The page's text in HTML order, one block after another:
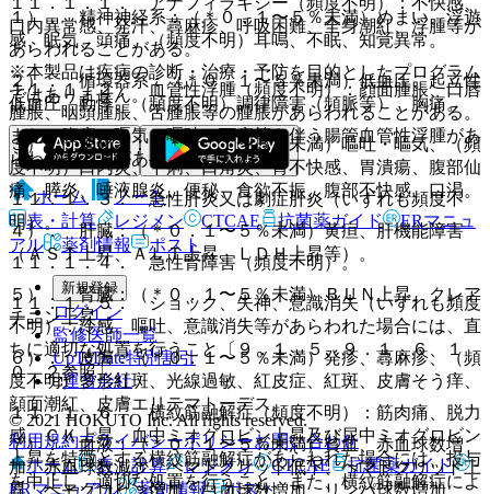
１）． 精神神経系：（＊０．１〜５％未満）めまい、浮遊
感、眠気、頭痛、（頻度不明）耳鳴、不眠、知覚異常。
２）． 循環器系：（＊０．１〜５％未満）低血圧、起立性
低血圧、動悸、（頻度不明）調律障害（頻脈等）、胸痛。
３）． 消化器：（＊０．１〜５％未満）嘔吐・嘔気、（頻
度不明）口内炎、下痢、口角炎、胃不快感、胃潰瘍、腹部仙
痛、膵炎、唾液腺炎、便秘、食欲不振、腹部不快感、口渇。
４）． 肝臓：（＊０．１〜５％未満）黄疸、肝機能障害
（ＡＳＴ上昇、ＡＬＴ上昇、ＬＤＨ上昇等）。
５）． 腎臓：（＊０．１〜５％未満）ＢＵＮ上昇、クレア
チニン上昇。
６）． 皮膚：（＊０．１〜５％未満）発疹、蕁麻疹、（頻
度不明）多形紅斑、光線過敏、紅皮症、紅斑、皮膚そう痒、
顔面潮紅、皮膚エリテマトーデス。
７）． 血液：（＊０．１〜５％未満）貧血、赤血球数増
加、赤血球数減少、ヘマトクリット低下、ヘマトクリット上
昇、ヘモグロビン増加、白血球数増加、リンパ球数増加、
口内異常感、発汗、蕁麻疹、呼吸困難、全身潮紅、浮腫等が
あらわれることがある。
１１．１．２． 血管性浮腫（頻度不明）：顔面腫脹、口唇
腫脹、咽頭腫脹、舌腫脹等の腫脹があらわれることがある。
また、腹痛、嘔気、嘔吐、下痢等を伴う腸管血管性浮腫があ
らわれることがある。
１１．１．３． 急性肝炎又は劇症肝炎（いずれも頻度不
明）。
１１．１．４． 急性腎障害（頻度不明）。
１１．１．５． ショック、失神、意識消失（いずれも頻度
不明）：冷感、嘔吐、意識消失等があらわれた場合には、直
ちに適切な処置を行うこと〔９．１．５、９．１．６、１
０．２参照〕。
１１．１．６． 横紋筋融解症（頻度不明）：筋肉痛、脱力
感、ＣＫ上昇、血中ミオグロビン上昇及び尿中ミオグロビン
上昇を特徴とする横紋筋融解症があらわれた場合には、投与
を中止し、適切な処置を行うこと。また、横紋筋融解症によ
※本製品は疾病の診断・治療・予防を目的としたプログラム
ではありません。
ホーム
ノート
表・計算
レジメン CTCAE 抗菌薬ガイド
ERマニュ
アル
薬剤情報 ポスト
新規登録
ログイン
監修医師一覧
UpToDate特別割引
運営会社
© 2021 HOKUTO Inc. All rights reserved.
利用規約プライバシーポリシーお問い合わせ
ホーム
表・計算 レジメン CTCAE
抗菌薬ガイド
ERマニュアル
薬剤情報 ポスト